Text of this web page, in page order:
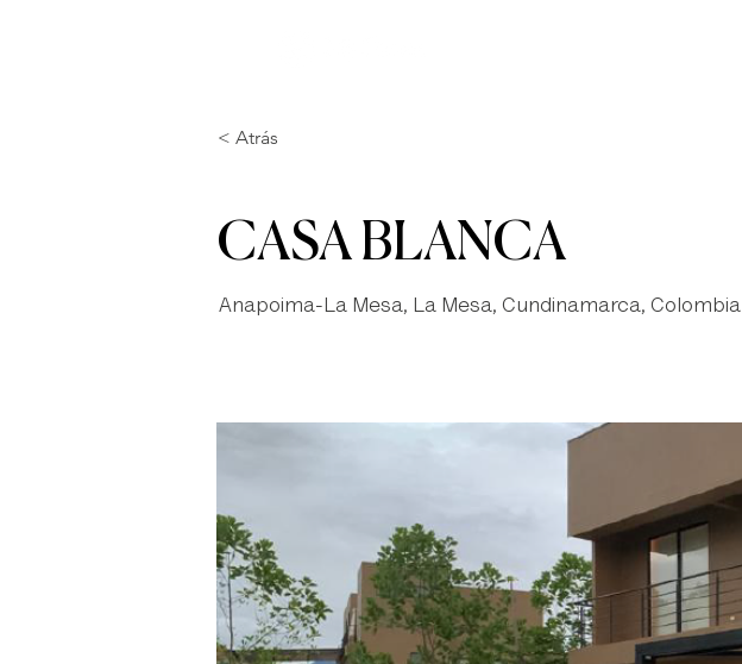
< Atrás
CASA BLANCA
Anapoima-La Mesa, La Mesa, Cundinamarca, Colombia